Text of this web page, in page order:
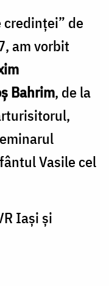
de
am vorbit
Bahrim, de la
Vasile cel
Iaşi şi